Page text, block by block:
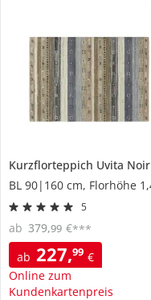
Kurzflorteppich Uvita Noir
5
ab 227,99 €
Online zum
Kundenkartenpreis
ab 379,99 €***